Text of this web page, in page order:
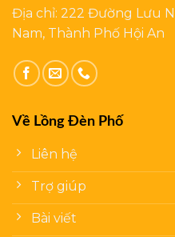
Địa chỉ: 222 Đường Lưu
Nam, Thành Phố Hội An
Về Lồng Đèn Phố
Liên hệ
Trợ giúp
Bài viết